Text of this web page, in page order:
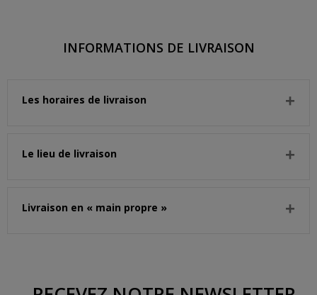
INFORMATIONS DE LIVRAISON
Les horaires de livraison
Le lieu de livraison
Livraison en « main propre »